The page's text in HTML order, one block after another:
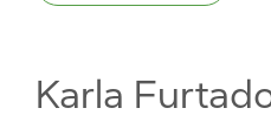
Karla